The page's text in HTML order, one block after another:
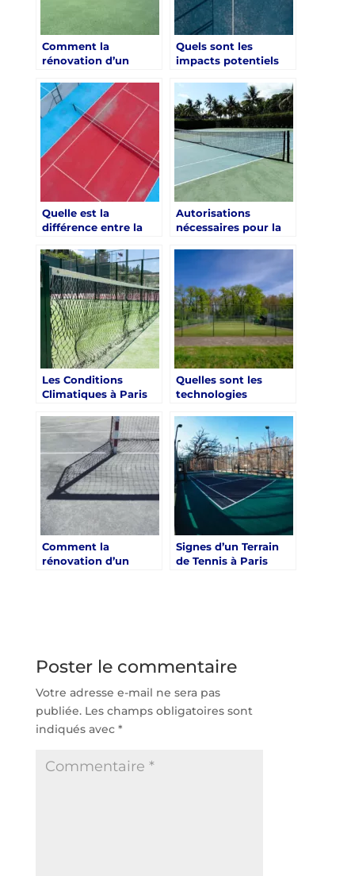
Comment la
rénovation d’un
Paris peut-elle
améliorer la qualité
de jeu pour les
joueurs ?
Quels sont les
impacts potentiels
terrain de tennis à
Paris sur la
biodiversité urbaine
?
Quelle est la
différence entre la
terrain de tennis en
terre battue et en
dur à Paris ?
Autorisations
nécessaires pour la
terrain de tennis à
Les Conditions
Climatiques à Paris
Terrain de Tennis
Quelles sont les
technologies
dans la rénovation de
terrains de tennis à
Paris ?
Comment la
rénovation d’un
Signes d’un Terrain
de Tennis à Paris
Poster le commentaire
Votre adresse e-mail ne sera pas
publiée. Les champs obligatoires sont
indiqués avec *